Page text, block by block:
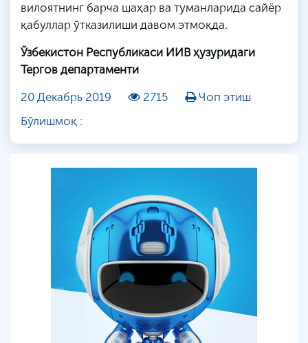
вилоятнинг барча шаҳар ва туманларида сайёр
қабуллар ўтказилиши давом этмоқда.
Ўзбекистон Республикаси ИИВ ҳузуридаги
Тергов департаменти
20 Декабрь 2019
2715
Чоп этиш
Бўлишмоқ :